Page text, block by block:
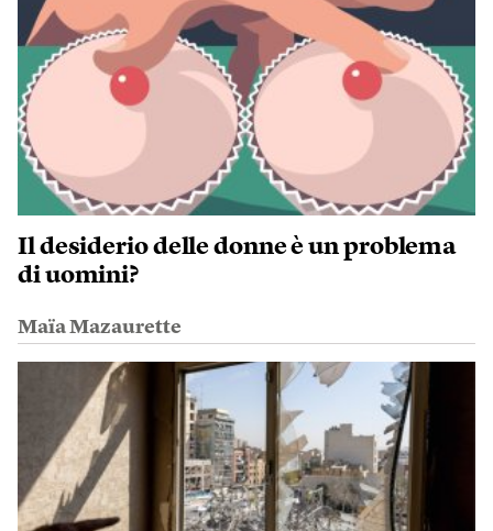
Il desiderio delle donne è un problema
di uomini?
Maïa Mazaurette